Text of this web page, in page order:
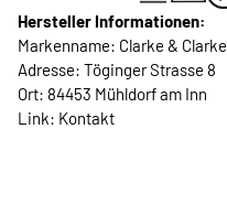
Hersteller Informationen:
Markenname: Clarke & Clarke
Adresse: Töginger Strasse 8
Ort: 84453 Mühldorf am Inn
Link: Kontakt